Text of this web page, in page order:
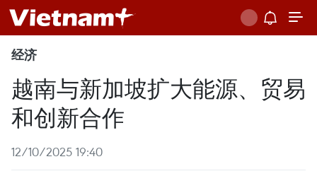
经济
越南与新加坡扩大能源、贸易
和创新合作
12/10/2025 19:40